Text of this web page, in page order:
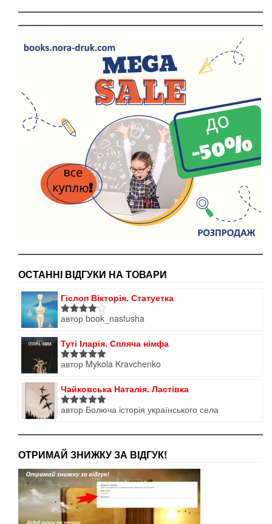
ОСТАННІ ВІДГУКИ НА ТОВАРИ
Гіслоп Вікторія. Статуетка
Оцінено
автор book_nastusha
Туті Іларія. Спляча німфа
Оцінено в
автор Mykola Kravchenko
Чайковська Наталія. Ластівка
Оцінено в
автор Болюча історія українського села
ОТРИМАЙ ЗНИЖКУ ЗА ВІДГУК!